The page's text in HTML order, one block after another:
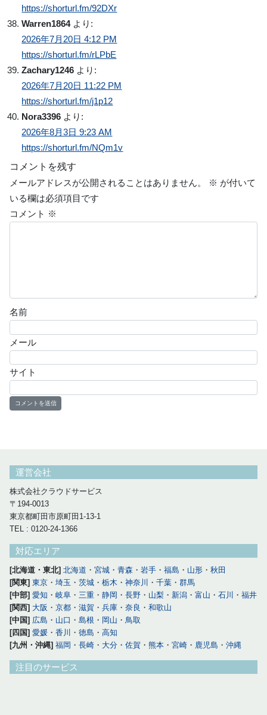
https://shorturl.fm/92DXr
Warren1864 より:
2026年7月20日 4:12 PM
https://shorturl.fm/rLPbE
Zachary1246 より:
2026年7月20日 11:22 PM
https://shorturl.fm/j1p12
Nora3396 より:
2026年8月3日 9:23 AM
https://shorturl.fm/NQm1v
コメントを残す
メールアドレスが公開されることはありません。 ※ が付いて
いる欄は必須項目です
コメント ※
名前
メール
サイト
運営会社
株式会社クラウドサービス
〒194-0013
東京都町田市原町田1-13-1
TEL : 0120-24-1366
対応エリア
[北海道・東北] 北海道 ・宮城 ・青森 ・岩手 ・福島 ・ 山形 ・秋田
[関東] 東京 ・埼玉 ・茨城 ・栃木 ・神奈川 ・千葉 ・群馬
[中部] 愛知 ・岐阜 ・ 三重 ・静岡 ・長野 ・ 山梨 ・ 新潟 ・富山 ・石川 ・福井
[関西] 大阪 ・京都 ・滋賀 ・兵庫 ・奈良 ・和歌山
[中国] 広島 ・ 山口 ・島根 ・ 岡山 ・ 鳥取
[四国] 愛媛 ・香川 ・徳島 ・高知
[九州・沖縄] 福岡 ・長崎 ・ 大分 ・佐賀 ・熊本 ・宮崎 ・ 鹿児島 ・沖縄
注目のサービス